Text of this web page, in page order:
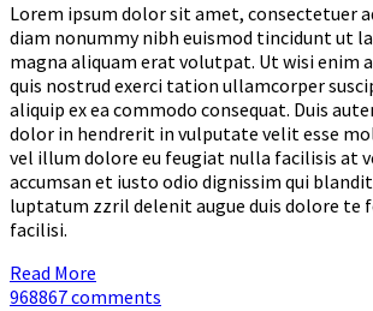
Lorem ipsum dolor sit amet, consectetuer
diam nonummy nibh euismod tincidunt ut
magna aliquam erat volutpat. Ut wisi enim
quis nostrud exerci tation ullamcorper
aliquip ex ea commodo consequat. Duis
dolor in hendrerit in vulputate velit esse
vel illum dolore eu feugiat nulla facilisis at
accumsan et iusto odio dignissim qui
luptatum zzril delenit augue duis dolore te
facilisi.
Read More
968867 comments